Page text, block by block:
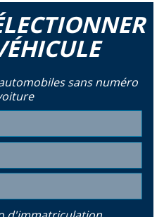
sans numéro